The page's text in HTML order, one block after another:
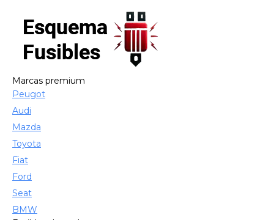
Marcas premium
Peugot
Audi
Mazda
Toyota
Fiat
Ford
Seat
BMW